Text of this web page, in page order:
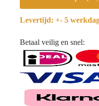
-
max.
3mm
aantal
Levertijd: +- 5
Betaal veilig en snel: